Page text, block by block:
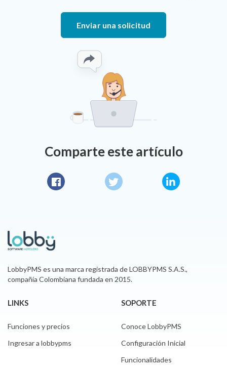
Enviar una solicitud
Comparte este artículo
Twitter LinkedIn
LobbyPMS es una marca registrada de LOBBYPMS S.A.S.,
compañía Colombiana fundada en 2015.
LINKS
Funciones y precios
Ingresar a lobbypms
SOPORTE
Conoce LobbyPMS
Configuración Inicial
Funcionalidades